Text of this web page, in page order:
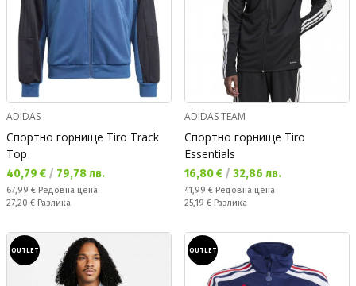
ADIDAS
Спортно горнище Tiro Track
Top
Текуща цена:
40,79 € / 79,78 лв.
Редовна цена:
67,99 € Редовна цена
Спестявате:
27,20 € Разлика
ADIDAS TEAM
Спортно горнище Tiro
Essentials
Текуща цена:
16,80 € / 32,86 лв.
Редовна цена:
41,99 € Редовна цена
Спестявате:
25,19 € Разлика
OUTLET OUTLET